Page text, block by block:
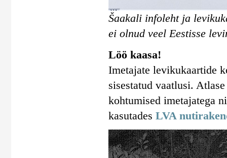
Šaakali infoleht ja
ei olnud veel Eestisse
Löö kaasa!
Imetajate levikukaartide
sisestatud vaatlusi.
kohtumised imetajatega
kasutades LVA